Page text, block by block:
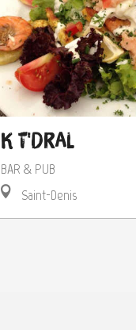
K T'dral
BAR & PUB
Saint-Denis